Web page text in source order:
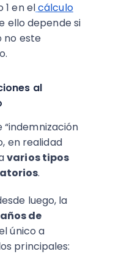
1 en elcálculo
ello depende si
no este
al
en realidad
varios tipos
.
luego, la
de
único a
principales: